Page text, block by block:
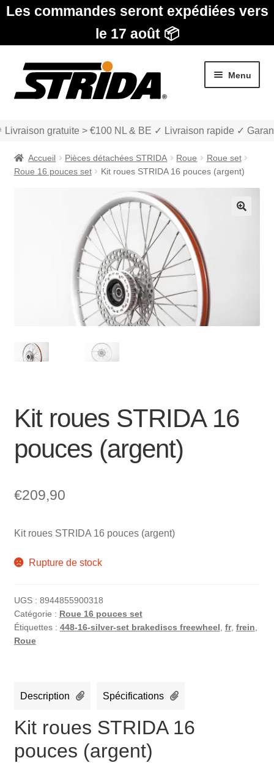
Les commandes seront expédiées vers
le 17 août 📦
Aller
la
Aller
contenu
Menu
Mon compte et Support
SOLDES
gratuite > €100 NL & BE ✓ Livraison rapide ✓
Accueil Pièces détachées STRIDA Roue
Roue set
Roue 16 pouces set
Kit roues STRIDA 16 pouces (argent)
Kit roues STRIDA 16
pouces (argent)
€209,90
Kit roues STRIDA 16 pouces (argent)
Rupture de stock
UGS : 8944855900318
Catégorie : Roue 16 pouces set
Étiquettes : 448-16-silver-set brakediscs freewheel fr, frein
Roue
Description Spécifications
Kit roues STRIDA 16
pouces (argent)